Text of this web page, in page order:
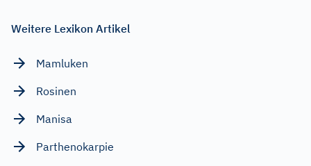
Weitere Lexikon Artikel
Mamluken
Rosinen
Manisa
Parthenokarpie